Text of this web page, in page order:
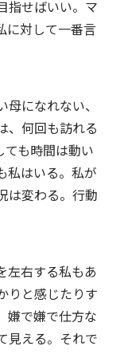
指せばいい。マ
に対して一番言
になれない、
、何回も訪れる
ても時間は動い
私はいる。私が
は変わる。行動
左右する私もあ
りと感じたりす
嫌で嫌で仕方な
見える。それで